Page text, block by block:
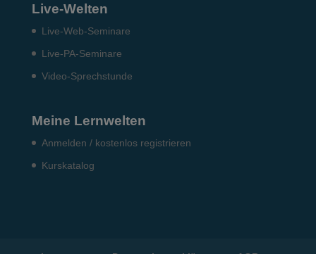
Live-Welten
Live-Web-Seminare
Live-PA-Seminare
Video-Sprechstunde
Meine Lernwelten
Anmelden / kostenlos registrieren
Kurskatalog